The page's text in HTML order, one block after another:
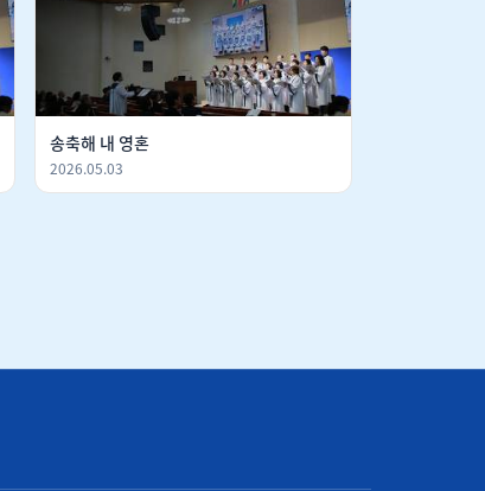
송축해 내 영혼
2026.05.03